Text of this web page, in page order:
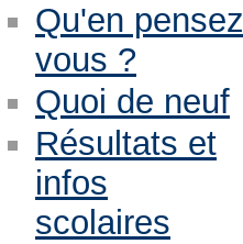
Qu'en pensez
vous ?
Quoi de neuf
Résultats et
infos
scolaires